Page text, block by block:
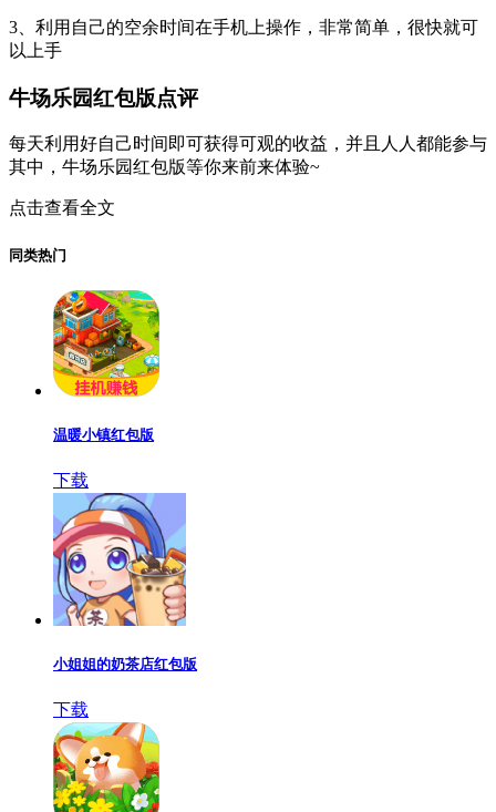
3、利用自己的空余时间在手机上操作，非常简单，很快就可
以上手
牛场乐园红包版点评
每天利用好自己时间即可获得可观的收益，并且人人都能参与
其中，牛场乐园红包版等你来前来体验~
点击查看全文
同类热门
温暖小镇红包版
下载
小姐姐的奶茶店红包版
下载